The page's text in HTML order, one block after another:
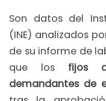
Son datos del
(INE) analizados
de su informe de
que los fijos
demandantes de